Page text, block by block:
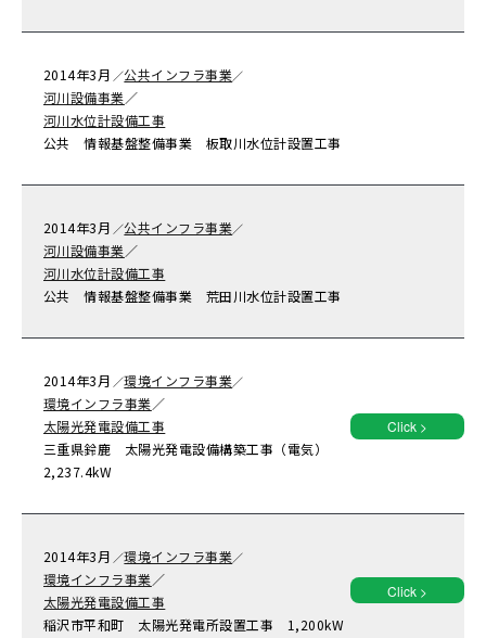
2014年3月 ／公共インフラ事業／
河川設備事業／
河川水位計設備工事
公共 情報基盤整備事業 板取川水位計設置工事
2014年3月 ／公共インフラ事業／
河川設備事業／
河川水位計設備工事
公共 情報基盤整備事業 荒田川水位計設置工事
2014年3月 ／環境インフラ事業／
環境インフラ事業／
太陽光発電設備工事
三重県鈴鹿 太陽光発電設備構築工事（電気）
2,237.4kW
Click >
2014年3月 ／環境インフラ事業／
環境インフラ事業／
太陽光発電設備工事
稲沢市平和町 太陽光発電所設置工事 1,200kW
Click >